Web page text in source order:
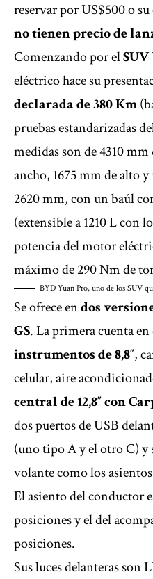
reservar por US$500o
no tienen precio de
Comenzando por el
eléctrico hace su
declarada de 380 Km
pruebas estandarizadas
medidas son de 4310
ancho, 1675 mm de alto
2620 mm, con un baúl
(extensible a 1210 L con
potencia del motor
máximo de 290 Nm de
BYD Yuan Pro, uno de los SUV
Se ofrece endos
GS. La primera cuenta
instrumentos de 8,8″,
celular, aire
central de 12,8″ con
dos puertos de USB
(uno tipo A y el otro C) y
volante como los
El asiento del conductor
posiciones y el del
posiciones.
Sus luces delanteras son